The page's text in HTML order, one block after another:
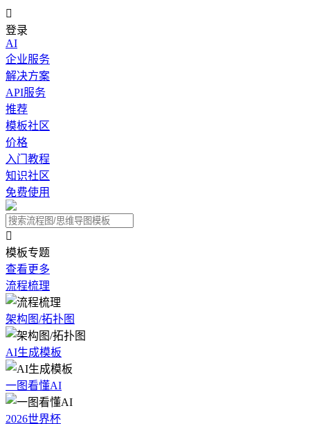

登录
AI
企业服务
解决方案
API服务
推荐
模板社区
价格
入门教程
知识社区
免费使用

模板专题
查看更多
流程梳理
架构图/拓扑图
AI生成模板
一图看懂AI
2026世界杯